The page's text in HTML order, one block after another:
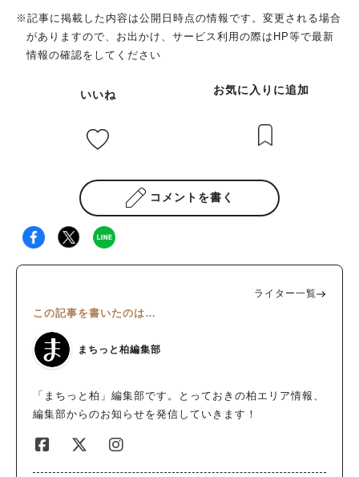
荘を作ったことでも有名な方ですね。 さてここでクイズです
が、なぜ利根運河の竣工式は6月18日に行われたのでしょう。 続
いて第2問、運河駅の駅名は当初何駅の予定だったでしょう。 調
すので、お楽しみに。 一方の利根運河交流館では、国土交通省
時の写真約20点を展示します。
※記事に掲載した内容は公開日時点の情報です。変更される場合
がありますので、お出かけ、サービス利用の際はHP等で最新
情報の確認をしてください
いいね お気に入りに追加
コメントを書く
ライター一覧
この記事を書いたのは…
まちっと柏編集部
「まちっと柏」編集部です。とっておきの柏エリア情報、
編集部からのお知らせを発信していきます！